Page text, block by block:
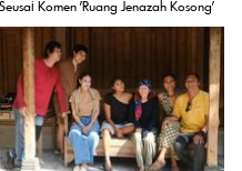
Seusai Komen 'Ruang Jenazah Kosong'